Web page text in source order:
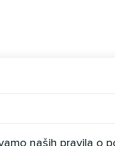
naših pravila o